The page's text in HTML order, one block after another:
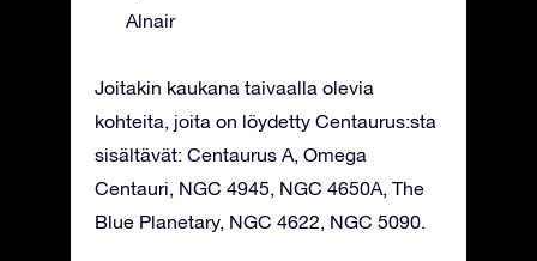
Alnair
Joitakin kaukana taivaalla olevia
kohteita, joita on löydetty Centaurus:sta
sisältävät: Centaurus A, Omega
Centauri, NGC 4945, NGC 4650A, The
Blue Planetary, NGC 4622, NGC 5090.